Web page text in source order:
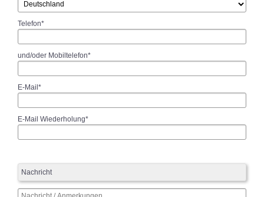
Telefon*
und/oder Mobiltelefon*
E-Mail*
E-Mail Wiederholung*
Nachricht